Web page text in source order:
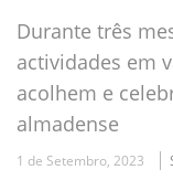
Durante três
actividades em
acolhem e
almadense
1 de Setembro, 2023